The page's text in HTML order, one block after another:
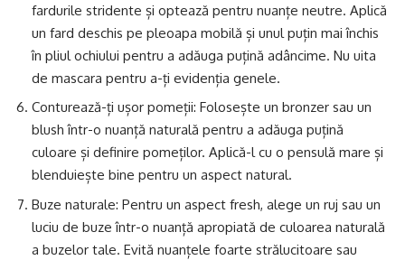
fardurile stridente și optează pentru nuanțe neutre. Aplică
un fard deschis pe pleoapa mobilă și unul puțin mai închis
în pliul ochiului pentru a adăuga puțină adâncime. Nu uita
de mascara pentru a-ți evidenția genele.
Conturează-ți ușor pomeții: Folosește un bronzer sau un
blush într-o nuanță naturală pentru a adăuga puțină
culoare și definire pomeților. Aplică-l cu o pensulă mare și
blenduiește bine pentru un aspect natural.
Buze naturale: Pentru un aspect fresh, alege un ruj sau un
luciu de buze într-o nuanță apropiată de culoarea naturală
a buzelor tale. Evită nuanțele foarte strălucitoare sau